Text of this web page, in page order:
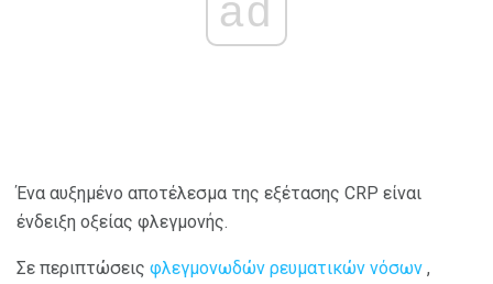
ad
Ένα αυξημένο αποτέλεσμα της εξέτασης CRP είναι
ένδειξη οξείας φλεγμονής.
Σε περιπτώσεις φλεγμονωδών ρευματικών νόσων ,